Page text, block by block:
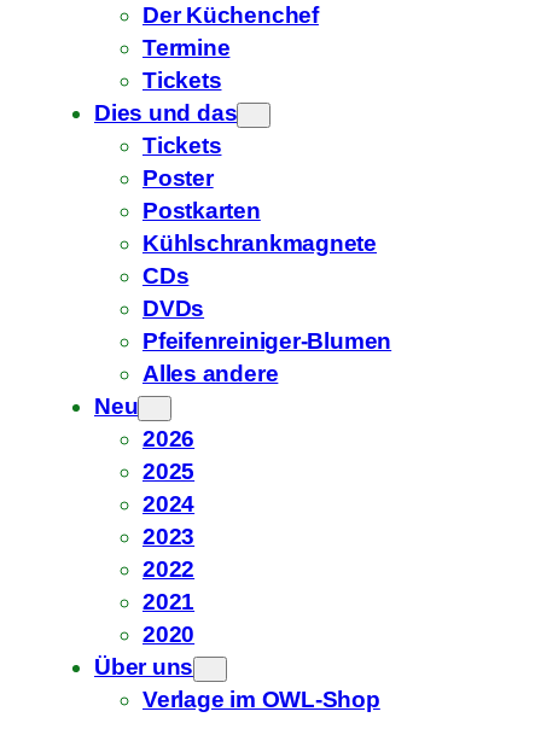
Der Küchenchef
Termine
Tickets
Dies und das
Tickets
Poster
Postkarten
Kühlschrankmagnete
CDs
DVDs
Pfeifenreiniger-Blumen
Alles andere
Neu
2026
2025
2024
2023
2022
2021
2020
Über uns
Verlage im OWL-Shop